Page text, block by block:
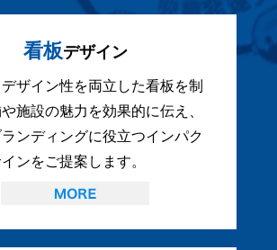
看板デザイン
ザイン性を両立した看板を制
施設の魅力を効果的に伝え、
ンディングに役立つインパク
ンをご提案します。